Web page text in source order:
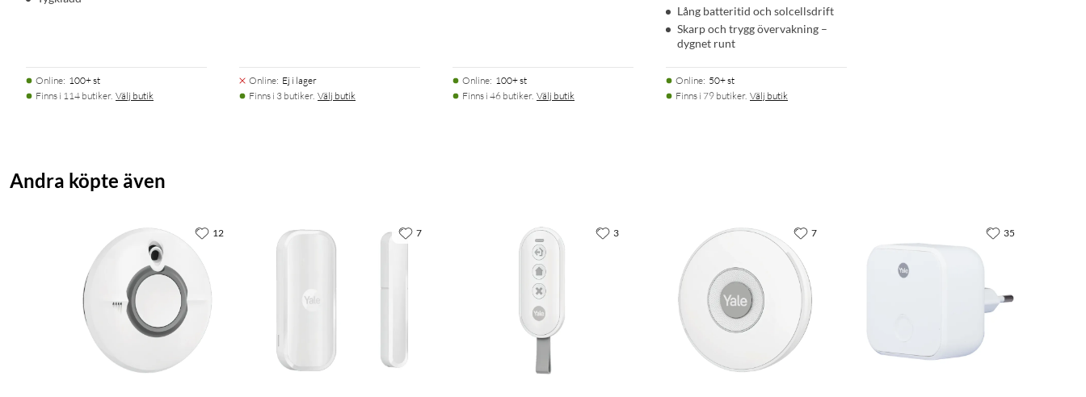
Online: 100+ st
Finns i 114 butiker. Välj butik
Online: Ej i lager
Finns i 3 butiker. Välj butik
Online: 100+ st
Finns i 46 butiker. Välj butik
Lång batteritid och solcellsdrift
Skarp och trygg övervakning –
dygnet runt
Online: 50+ st
Finns i 79 butiker. Välj butik
Andra köpte även
12 7 3 7 35